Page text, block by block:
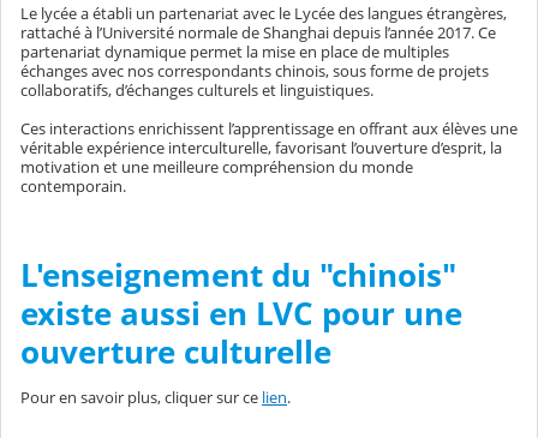
Le lycée a établi un partenariat avec le Lycée des langues étrangères,
rattaché à l’Université normale de Shanghai depuis l’année 2017. Ce
partenariat dynamique permet la mise en place de multiples
échanges avec nos correspondants chinois, sous forme de projets
collaboratifs, d’échanges culturels et linguistiques.
Ces interactions enrichissent l’apprentissage en offrant aux élèves une
véritable expérience interculturelle, favorisant l’ouverture d’esprit, la
motivation et une meilleure compréhension du monde
contemporain.
L'enseignement du "chinois"
existe aussi en LVC pour une
ouverture culturelle
Pour en savoir plus, cliquer sur ce lien.